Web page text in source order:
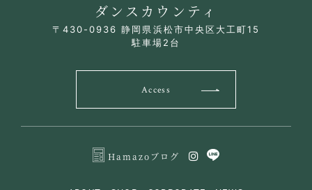
ダンスカウンティ
〒430-0936 静岡県浜松市中央区大工町15
駐車場2台
Access
Hamazoブログ